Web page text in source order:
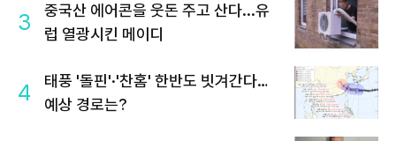
3
중국산 에어콘을 웃돈 주고 산다...유
럽 열광시킨 메이디
4
태풍 '돌핀'·'찬홈' 한반도 빗겨간다…
예상 경로는?